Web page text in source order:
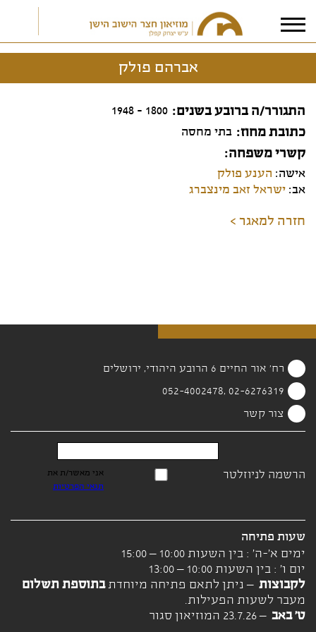
אני מאשר/ת אתתנאי הפרטיות
אברהם פולק
התגורר/ה ברובע בשנים 1800 - 1948
כתובת מחוז בתי מחסה
קשרי משפחה
אישה: הענע פולק
אב: ישראל זאב מינצברג
חזרה למאגר >
רח' אור החיים 6 הרובע היהודי, ירושלים
02-6276319 ,052-4002478
צור קשר
הרשמה לניוזלטר
אני מאשר/ת את
תנאי הפרטיות
שעות פתיחה
ימים א'-ה' : בין השעות 10:00 – 15:00
יום ו' : בין השעות 10:00 – 13:00
לקבוצות – ניתן לתאם פתיחה מיוחדתבתוספת תשלום
מעבר לשעות הפעילות.
ט' באב– 23.7.26 המוזיאון סגור